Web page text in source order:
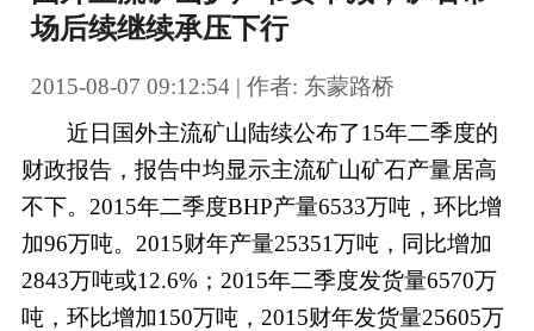
场后续继续承压下行
2015-08-07 09:12:54 | 作者: 东蒙路桥
近日国外主流矿山陆续公布了15年二季度的
财政报告，报告中均显示主流矿山矿石产量居高
不下。2015年二季度BHP产量6533万吨，环比增
加96万吨。2015财年产量25351万吨，同比增加
2843万吨或12.6%；2015年二季度发货量6570万
吨，环比增加150万吨，2015财年发货量25605万